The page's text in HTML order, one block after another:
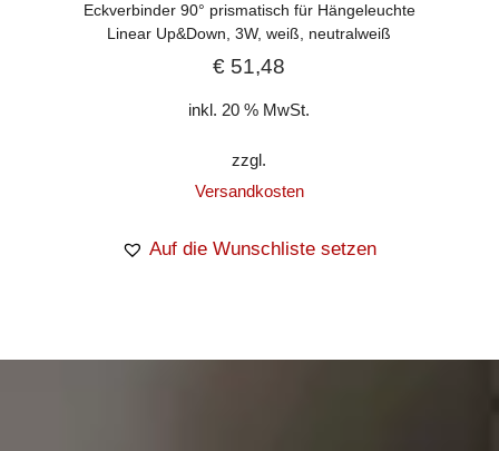
Eckverbinder 90° prismatisch für Hängeleuchte
Linear Up&Down, 3W, weiß, neutralweiß
€ 51,48
inkl. 20 % MwSt.
zzgl.
Versandkosten
Auf die Wunschliste setzen